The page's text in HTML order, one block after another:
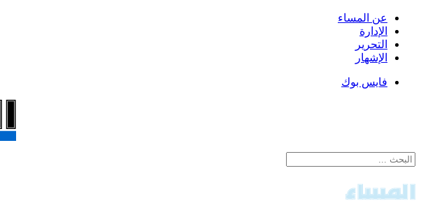
عن المساء
الإدارة
التحرير
الإشهار
فايس بوك